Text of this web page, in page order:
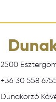
2500
+36 30 558
Dunakorzó